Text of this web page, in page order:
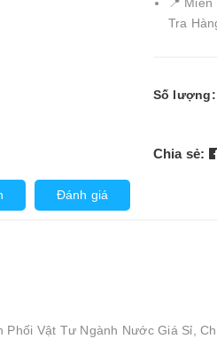
Tra
Số lượng:
Chia sẻ:
Đánh giá
Phối Vật Tư Ngành Nước Giá Sỉ,